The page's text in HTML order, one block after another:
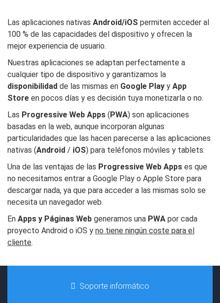
Las aplicaciones nativas Android/iOS permiten acceder al
100 % de las capacidades del dispositivo y ofrecen la
mejor experiencia de usuario.
Nuestras aplicaciones se adaptan perfectamente a
cualquier tipo de dispositivo y garantizamos la
disponibilidad de las mismas en Google Play y App
Store en pocos días y es decisión tuya monetizarla o no.
Las Progressive Web Apps (PWA) son aplicaciones
basadas en la web, aunque incorporan algunas
particularidades que las hacen parecerse a las aplicaciones
nativas (Android / iOS) para teléfonos móviles y tablets.
Una de las ventajas de las Progressive Web Apps es que
no necesitamos entrar a Google Play o Apple Store para
descargar nada, ya que para acceder a las mismas solo se
necesita un navegador web.
En Apps y Páginas Web generamos una PWA por cada
proyecto Android o iOS y no tiene ningún coste para el
cliente.
Soporte informático